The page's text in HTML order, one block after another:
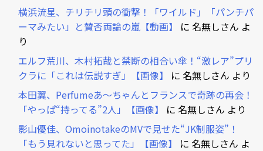
横浜流星、チリチリ頭の衝撃！「ワイルド」「パンチパ
ーマみたい」と賛否両論の嵐【動画】
に 名無しさん よ
り
エルフ荒川、木村拓哉と禁断の相合い傘！“激レア”プリ
クラに「これは伝説すぎ」【画像】
に 名無しさん より
本田翼、Perfumeあ～ちゃんとフランスで奇跡の再会！
「やっぱ“持ってる”2人」【画像】
に 名無しさん より
影山優佳、OmoinotakeのMVで見せた“JK制服姿”！
「もう見れないと思ってた」【画像】
に 名無しさん よ